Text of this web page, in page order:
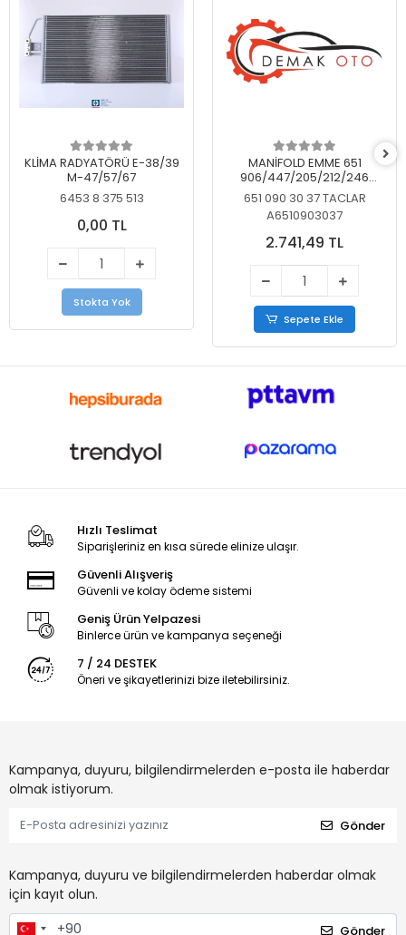
KLİMA RADYATÖRÜ E-38/39
M-47/57/67
6453 8 375 513
0,00 TL
Stokta Yok
MANİFOLD EMME 651
906/447/205/212/246
KELEBEKSİZ
651 090 30 37 TACLAR
A6510903037
2.741,49 TL
Sepete Ekle
Hızlı Teslimat
Siparişleriniz en kısa sürede elinize ulaşır.
Güvenli Alışveriş
Güvenli ve kolay ödeme sistemi
Geniş Ürün Yelpazesi
Binlerce ürün ve kampanya seçeneği
7 / 24 DESTEK
Öneri ve şikayetlerinizi bize iletebilirsiniz.
Kampanya, duyuru, bilgilendirmelerden e-posta ile haberdar
olmak istiyorum.
Gönder
Kampanya, duyuru ve bilgilendirmelerden haberdar olmak
için kayıt olun.
Gönder